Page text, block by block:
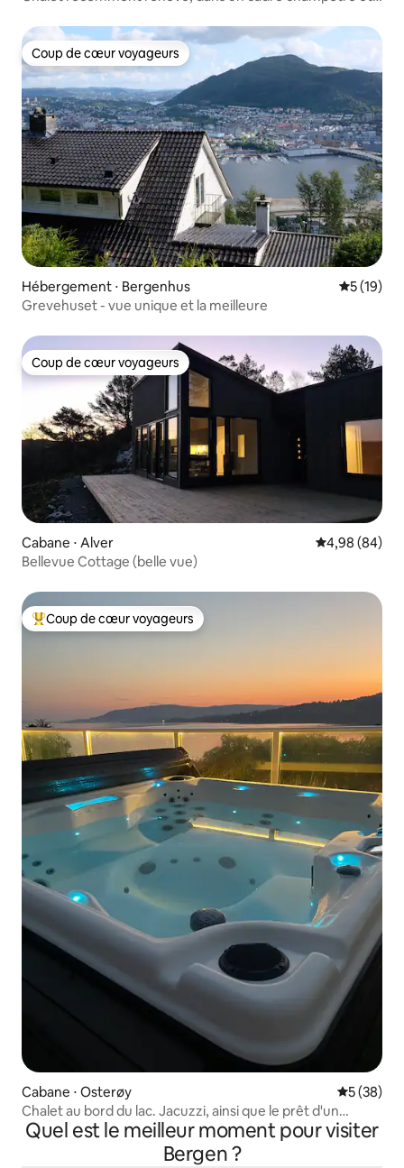
Coup de cœur voyageurs
Coup de cœur voyageurs
Hébergement ⋅ Bergenhus
5 (19)
Grevehuset - vue unique et la meilleure
Coup de cœur voyageurs
Coup de cœur voyageurs
Cabane ⋅ Alver Évaluation
4,98 (84)
Bellevue Cottage (belle vue)
Coups de cœur voyageurs les plus appréciés
Coup de cœur voyageurs
Cabane ⋅ Osterøy
5 (38)
Chalet au bord du lac. Jacuzzi, ainsi que le prêt d'un
bateau en saison
Quel est le meilleur moment pour visiter
Bergen ?